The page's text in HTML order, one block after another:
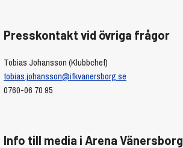
Presskontakt vid övriga frågor
Tobias Johansson (Klubbchef)
tobias.johansson@ifkvanersborg.se
0760-06 70 95
Info till media i Arena Vänersborg